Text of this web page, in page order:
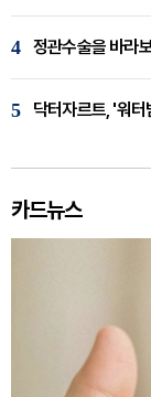
4 정관수술을 바라
5 닥터자르트, '워
카드뉴스